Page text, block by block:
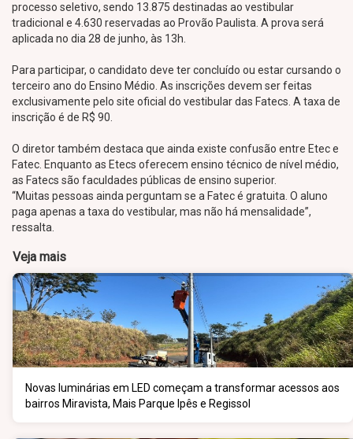
processo seletivo, sendo 13.875 destinadas ao vestibular
tradicional e 4.630 reservadas ao Provão Paulista. A prova será
aplicada no dia 28 de junho, às 13h.
Para participar, o candidato deve ter concluído ou estar cursando o
terceiro ano do Ensino Médio. As inscrições devem ser feitas
exclusivamente pelo site oficial do vestibular das Fatecs. A taxa de
inscrição é de R$ 90.
O diretor também destaca que ainda existe confusão entre Etec e
Fatec. Enquanto as Etecs oferecem ensino técnico de nível médio,
as Fatecs são faculdades públicas de ensino superior.
“Muitas pessoas ainda perguntam se a Fatec é gratuita. O aluno
paga apenas a taxa do vestibular, mas não há mensalidade”,
ressalta.
Veja mais
Novas luminárias em LED começam a transformar acessos aos
bairros Miravista, Mais Parque Ipês e Regissol